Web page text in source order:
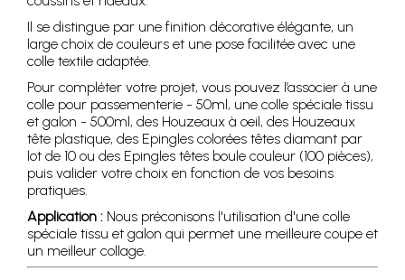
Il se distingue par une finition décorative élégante, un
large choix de couleurs et une pose facilitée avec une
colle textile adaptée.
Pour compléter votre projet, vous pouvez l’associer à une
colle pour passementerie - 50ml, une colle spéciale tissu
et galon - 500ml, des Houzeaux à oeil, des Houzeaux
tête plastique, des Epingles colorées têtes diamant par
lot de 10 ou des Epingles têtes boule couleur (100 pièces),
puis valider votre choix en fonction de vos besoins
pratiques.
Application : Nous préconisons l'utilisation d'une colle
spéciale tissu et galon qui permet une meilleure coupe et
un meilleur collage.